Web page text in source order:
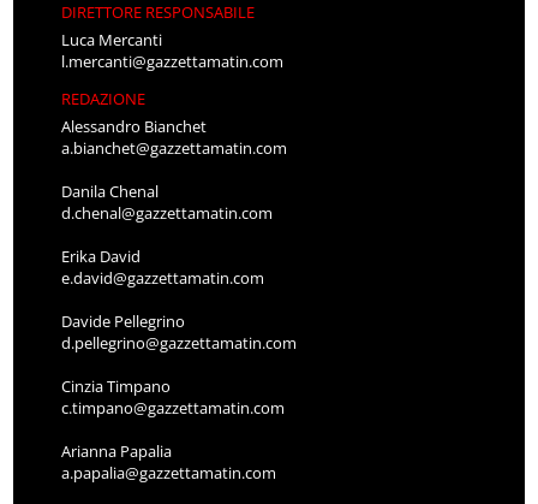
DIRETTORE RESPONSABILE
Luca Mercanti
l.mercanti@gazzettamatin.com
REDAZIONE
Alessandro Bianchet
a.bianchet@gazzettamatin.com
Danila Chenal
d.chenal@gazzettamatin.com
Erika David
e.david@gazzettamatin.com
Davide Pellegrino
d.pellegrino@gazzettamatin.com
Cinzia Timpano
c.timpano@gazzettamatin.com
Arianna Papalia
a.papalia@gazzettamatin.com